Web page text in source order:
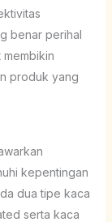
benar perihal
produk yang
kepentingan
dua tipe kaca
serta kaca